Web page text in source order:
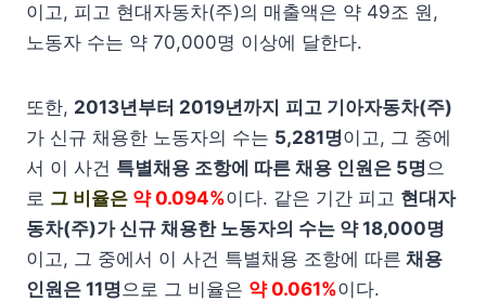
이고, 피고 현대자동차(주)의 매출액은 약 49조 원,
노동자 수는 약 70,000명 이상에 달한다.
또한, 2013년부터 2019년까지 피고 기아자동차(주)
가 신규 채용한 노동자의 수는 5,281명이고, 그 중에
서 이 사건 특별채용 조항에 따른 채용 인원은 5명으
로 그 비율은 약 0.094%이다. 같은 기간 피고 현대자
동차(주)가 신규 채용한 노동자의 수는 약 18,000명
이고, 그 중에서 이 사건 특별채용 조항에 따른 채용
인원은 11명으로 그 비율은 약 0.061%이다.